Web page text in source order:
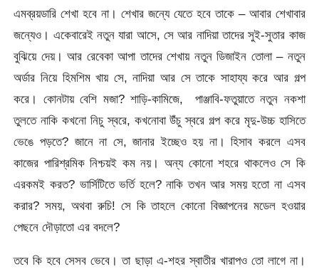
এমব্রয়ডারি শেখা হবে না। শেখার জন্যে যেতে হবে তাকে – আবার শেখাবার
জন্যেও। একেবারেই নতুন যারা আসে, সে আর নাদিয়া তাদের সুই-সুতার কাজ
বুঝিয়ে দেয়। আর রেবেকা আপা তাদের শেখায় নতুন ডিজাইন তোলা – নতুন
অর্ডার নিয়ে হিমশিম খায় সে, নাদিয়া আর সে তাকে সাহায্য করে আর গল্প
করে। কোনটায় বেশি মজা? শাড়ি-কামিজে, পাঞ্জাবি-ফতুয়াতে নতুন নকশা
তুলতে নাকি কখনো নিচু স্বরে, কখনোবা উঁচু স্বরে গল্প করে মৃদু-উচ্চ হাসিতে
ভেঙে পড়তে? জানে না সে, জানার ইচ্ছেও হয় না। হিসাব করলে এসব
কাজের পারিশ্রমিক নিশ্চয়ই কম নয়। অন্য কোনো শহরে থাকলেও সে কি
এরকমই করত? ভার্সিটিতে ভর্তি হলে? নাকি তখন আর সময় হতো না এসব
করার? সময়, অথবা রুচি! সে কি তাহলে কোনো বিজ্ঞাপনের মডেল হওয়ার
পেছনে দৌড়াতো এর বদলে?
তবে কি হবে সেসব ভেবে। তা ছাড়া এ-শহর স্বাতীর খারাপও তো লাগে না।